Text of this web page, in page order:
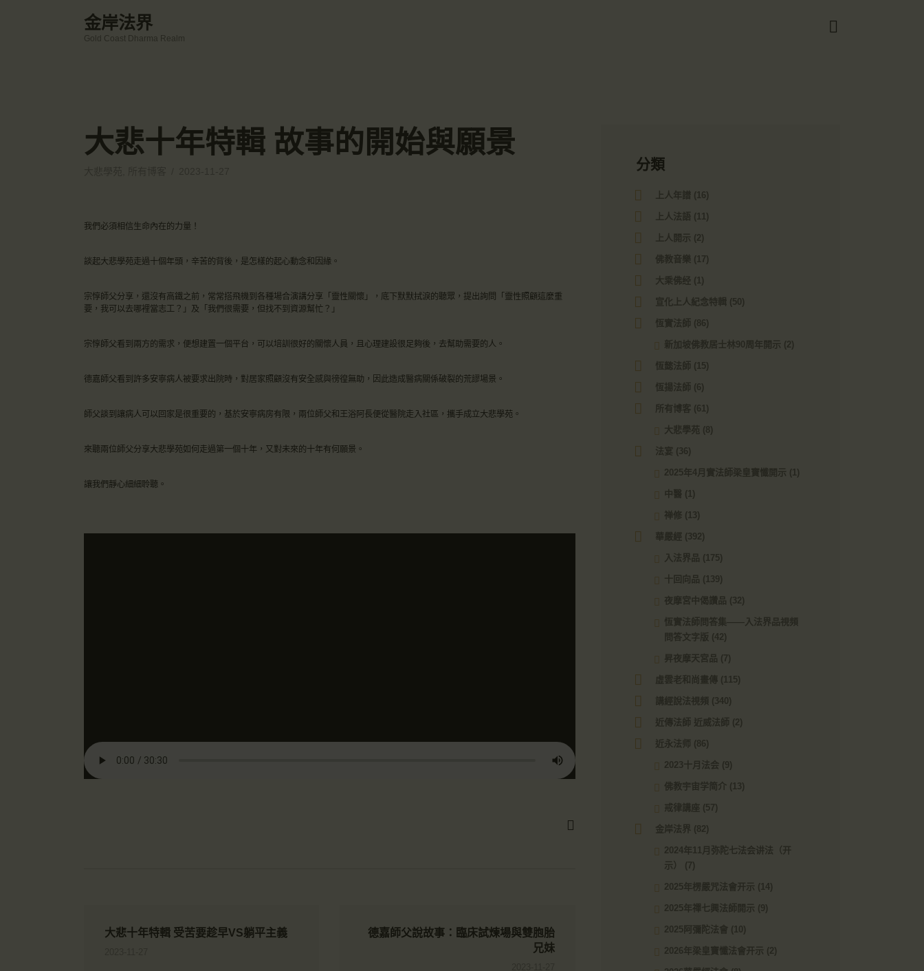
金岸法界
Gold Coast Dharma Realm
宣化上人
大悲十年特輯 故事的開始與願景
我們必須相信生命內在的力量！
談起大悲學苑走過十個年頭，辛苦的背後，是怎樣的起心動念和因緣。
宗惇師父分享，還沒有高鐵之前，常常搭飛機到各種場合演講分享「靈性關懷」，底下默默拭淚的聽眾，提出詢問「靈性照顧這麼重
要，我可以去哪裡當志工？」及「我們很需要，但找不到資源幫忙？」
宗惇師父看到兩方的需求，便想建置一個平台，可以培訓很好的關懷人員，且心理建設很足夠後，去幫助需要的人。
德嘉師父看到許多安寧病人被要求出院時，對居家照顧沒有安全感與徬徨無助，因此造成醫病關係破裂的荒謬場景。
師父談到讓病人可以回家是很重要的，基於安寧病房有限，兩位師父和王浴阿長便從醫院走入社區，攜手成立大悲學苑。
來聽兩位師父分享大悲學苑如何走過第一個十年，又對未來的十年有何願景。
讓我們靜心細細聆聽。
大悲十年特輯 受苦要趁早VS躺平主義
德嘉師父說故事：臨床試煉場與雙胞胎
兄妹
分類
上人年譜 (16)
上人法語 (11)
上人開示 (2)
佛教音樂 (17)
大乘佛经 (1)
宣化上人紀念特輯 (50)
恆實法師 (86)
新加坡佛教居士林90周年開示 (2)
恆懿法師 (15)
恆揚法師 (6)
所有博客 (61)
大悲學苑 (8)
法宴 (36)
2025年4月實法師梁皇寶懺開示 (1)
中醫 (1)
禅修 (13)
華嚴經 (392)
入法界品 (175)
十回向品 (139)
夜摩宮中偈讚品 (32)
恆實法師問答集——入法界品視頻
問答文字版 (42)
昇夜摩天宮品 (7)
虛雲老和尚畫傳 (115)
講經說法視頻 (340)
近傳法師 近威法師 (2)
近永法师 (86)
2023十月法会 (9)
佛教宇宙学简介 (13)
戒律講座 (57)
金岸法界 (82)
2024年11月弥陀七法会讲法（开
示）
(7)
2025年楞嚴咒法會开示 (14)
2025年禪七興法師開示 (9)
2025阿彌陀法會 (10)
2026年梁皇寶懺法會开示 (2)
👉Zoom Link 链接：
https://drba-org.zoom.us/j/84914586289
👉Meeting ID 会议号：84914586289